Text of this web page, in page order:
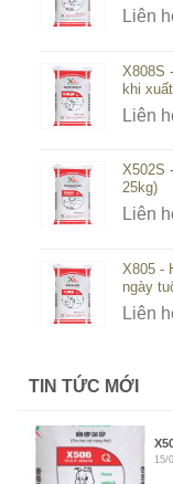
Liên
X808S
khi
Liên
X502S
25kg)
Liên
X805 -
ngày
Liên
TIN TỨC MỚI
15/